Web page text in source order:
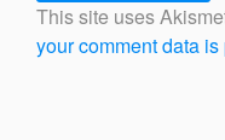
This site uses
your comment data